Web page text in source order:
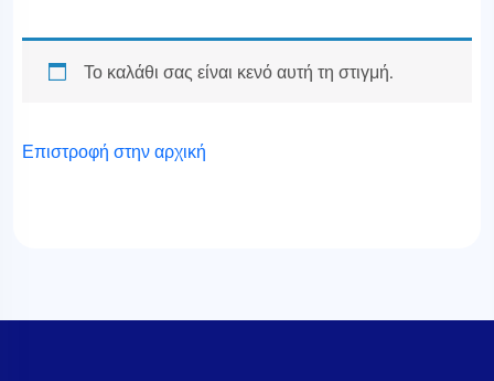
Το καλάθι σας είναι κενό αυτή τη στιγμή.
Επιστροφή στην αρχική